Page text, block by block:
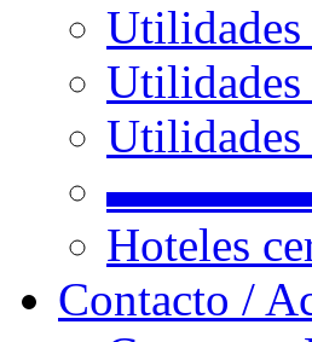
Utilidades
Utilidades
Hoteles
Contacto /